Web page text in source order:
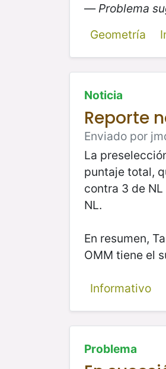
— Problema
Geometría
Noticia
Reporte
Enviado por
La
puntaje total,
contra 3 de
NL.
En resumen,
OMM tiene el
Informativo
Problema